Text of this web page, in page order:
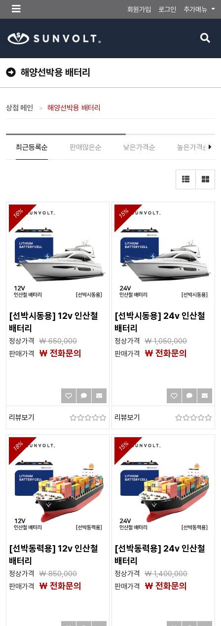
메
뉴
튼
회원가입 로그인 추가메뉴
검
버
해양선박용 배터리
상점 메인 해양선박용 배터리
최근등록순 판매많은순 낮은가격순 높은가격순
16%
[선박시동용] 12v 인산철
배터리
정상가격 ₩650,000
판매가격
₩ 전화문의
리뷰보기
15%
[선박시동용] 24v 인산철
배터리
정상가격 ₩1,050,000
판매가격
₩ 전화문의
리뷰보기
18%
[선박동력용] 12v 인산철
배터리
정상가격 ₩850,000
판매가격
₩ 전화문의
15%
[선박동력용] 24v 인산철
배터리
정상가격 ₩1,400,000
판매가격
₩ 전화문의